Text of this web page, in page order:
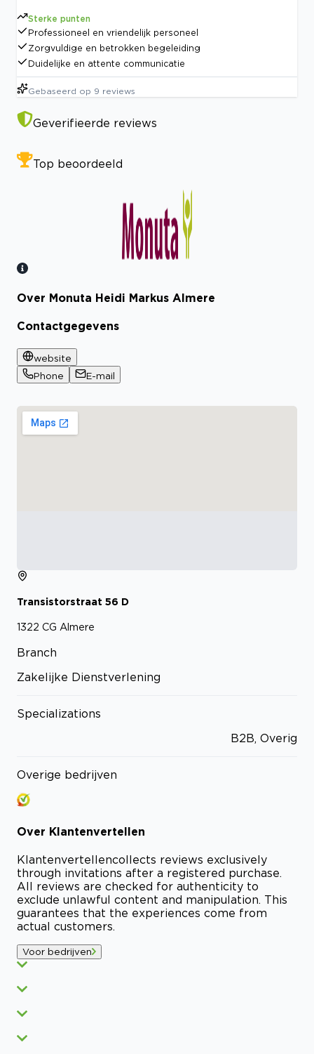
Sterke punten
Professioneel en vriendelijk personeel
Zorgvuldige en betrokken begeleiding
Duidelijke en attente communicatie
Gebaseerd op 9 reviews
Geverifieerde reviews
Top beoordeeld
Bekijk certificaat
Over Monuta Heidi Markus Almere
Contactgegevens
website
Phone
E-mail
Transistorstraat 56 D
1322 CG Almere
Branch
Zakelijke Dienstverlening
Specializations
B2B, Overig
Overige bedrijven
Over Klantenvertellen
Klantenvertellencollects reviews exclusively
through invitations after a registered purchase.
All reviews are checked for authenticity to
exclude unlawful content and manipulation. This
guarantees that the experiences come from
actual customers.
Voor bedrijven